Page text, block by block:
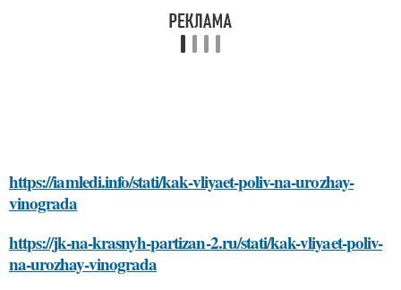
https://iamledi.info/stati/kak-vliyaet-poliv-na-urozhay-
vinograda
https://jk-na-krasnyh-partizan-2.ru/stati/kak-vliyaet-poliv-
na-urozhay-vinograda